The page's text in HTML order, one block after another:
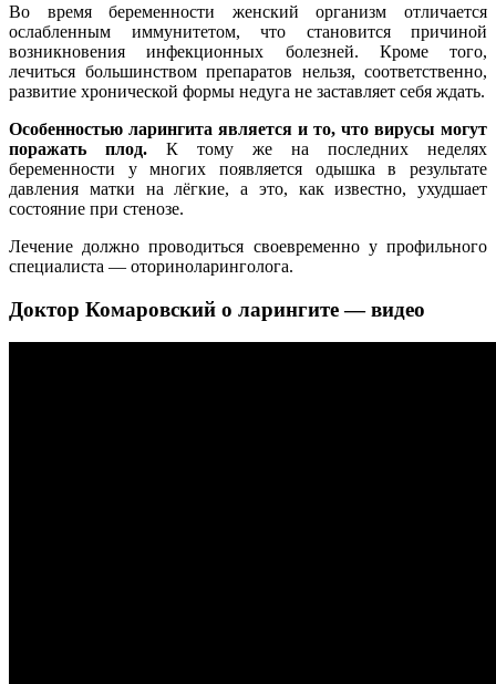
Во время беременности женский организм отличается
ослабленным иммунитетом, что становится причиной
возникновения инфекционных болезней. Кроме того,
лечиться большинством препаратов нельзя, соответственно,
развитие хронической формы недуга не заставляет себя ждать.
Особенностью ларингита является и то, что вирусы могут
поражать плод. К тому же на последних неделях
беременности у многих появляется одышка в результате
давления матки на лёгкие, а это, как известно, ухудшает
состояние при стенозе.
Лечение должно проводиться своевременно у профильного
специалиста — оториноларинголога.
Доктор Комаровский о ларингите — видео